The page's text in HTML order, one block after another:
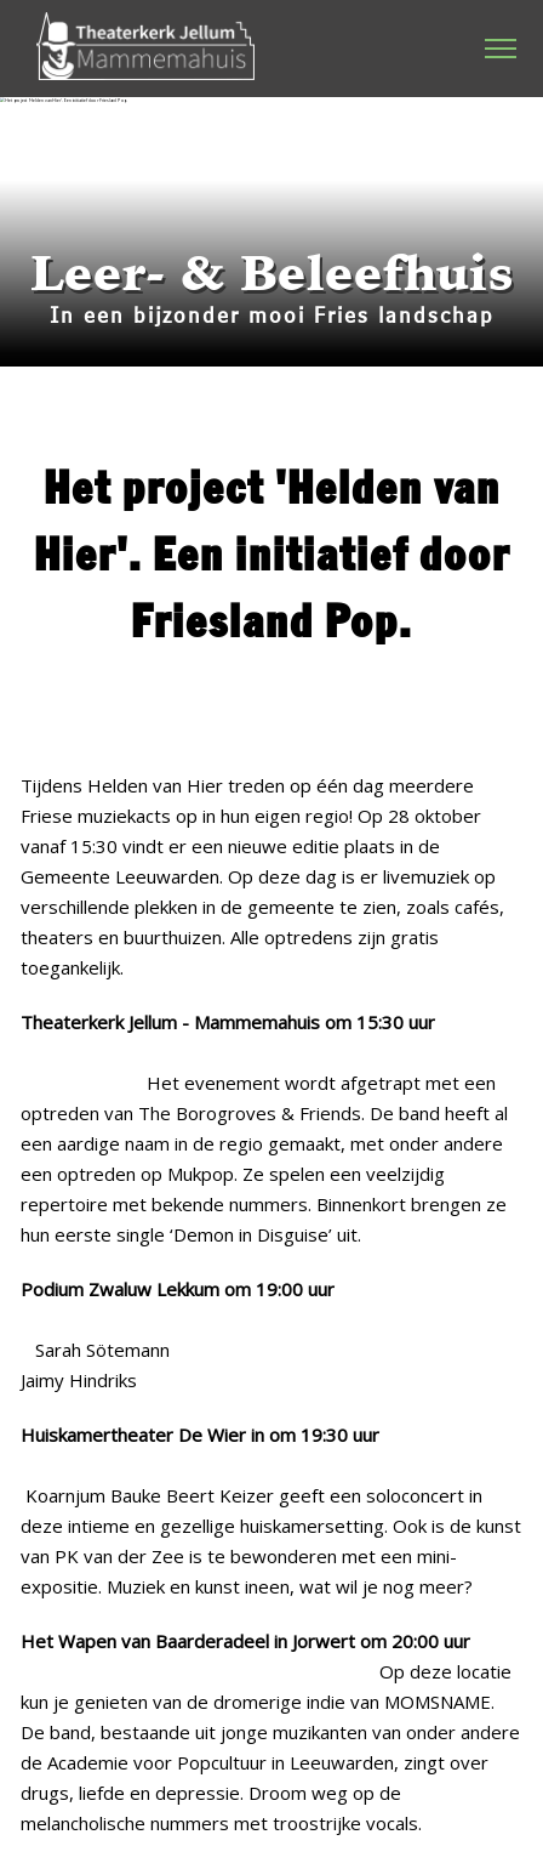
Dineren & Theater
Historie
Bouw mee!
Leer- & Beleefhuis
In een bijzonder mooi Fries landschap
Het project 'Helden van
Hier'. Een initiatief door
Friesland Pop.
Tijdens Helden van Hier treden op één dag meerdere
Friese muziekacts op in hun eigen regio! Op 28 oktober
vanaf 15:30 vindt er een nieuwe editie plaats in de
Gemeente Leeuwarden. Op deze dag is er livemuziek op
verschillende plekken in de gemeente te zien, zoals cafés,
theaters en buurthuizen. Alle optredens zijn gratis
toegankelijk.
Theaterkerk Jellum - Mammemahuis om 15:30 uur
Het evenement wordt afgetrapt met een
optreden van The Borogroves & Friends. De band heeft al
een aardige naam in de regio gemaakt, met onder andere
een optreden op Mukpop. Ze spelen een veelzijdig
repertoire met bekende nummers. Binnenkort brengen ze
hun eerste single ‘Demon in Disguise’ uit.
Podium Zwaluw Lekkum om 19:00 uur
Sarah Sötemann
Jaimy Hindriks
Huiskamertheater De Wier in om 19:30 uur
Koarnjum Bauke Beert Keizer geeft een soloconcert in
deze intieme en gezellige huiskamersetting. Ook is de kunst
van PK van der Zee is te bewonderen met een mini-
expositie. Muziek en kunst ineen, wat wil je nog meer?
Het Wapen van Baarderadeel in Jorwert om 20:00 uur
Op deze locatie
kun je genieten van de dromerige indie van MOMSNAME.
De band, bestaande uit jonge muzikanten van onder andere
de Academie voor Popcultuur in Leeuwarden, zingt over
drugs, liefde en depressie. Droom weg op de
melancholische nummers met troostrijke vocals.